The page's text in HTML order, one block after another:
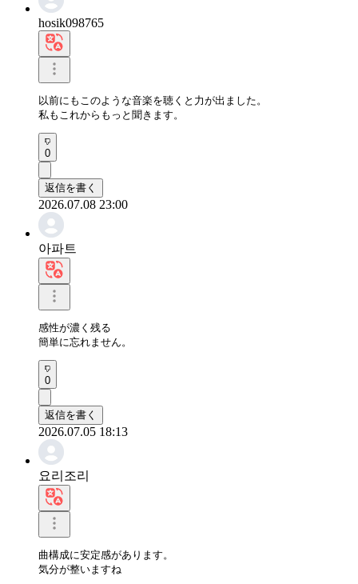
hosik098765
以前にもこのような音楽を聴くと力が出ました。
私もこれからもっと聞きます。
0
返信を書く
2026.07.08 23:00
아파트
感性が濃く残る
簡単に忘れません。
0
返信を書く
2026.07.05 18:13
요리조리
曲構成に安定感があります。
気分が整いますね